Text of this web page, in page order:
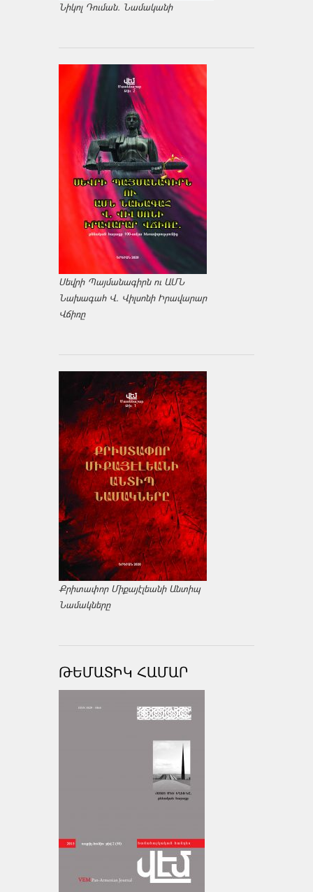
Նիկոլ Դուման. Նամականի
Սեվրի Պայմանագիրն ու ԱՄՆ
Նախագահ Վ. Վիլսոնի Իրավարար
Վճիռը
Քրիտափոր Միքայէլեանի Անտիպ
Նամակները
ԹԵՄԱՏԻԿ ՀԱՄԱՐ